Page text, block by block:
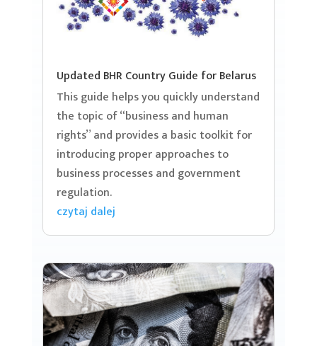
Updated BHR Country Guide for Belarus
This guide helps you quickly understand
the topic of “business and human
rights” and provides a basic toolkit for
introducing proper approaches to
business processes and government
regulation.
czytaj dalej